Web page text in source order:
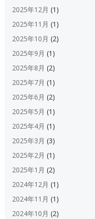
2025年12月 (1)
2025年11月 (1)
2025年10月 (2)
2025年9月 (1)
2025年8月 (2)
2025年7月 (1)
2025年6月 (2)
2025年5月 (1)
2025年4月 (1)
2025年3月 (3)
2025年2月 (1)
2025年1月 (2)
2024年12月 (1)
2024年11月 (1)
2024年10月 (2)